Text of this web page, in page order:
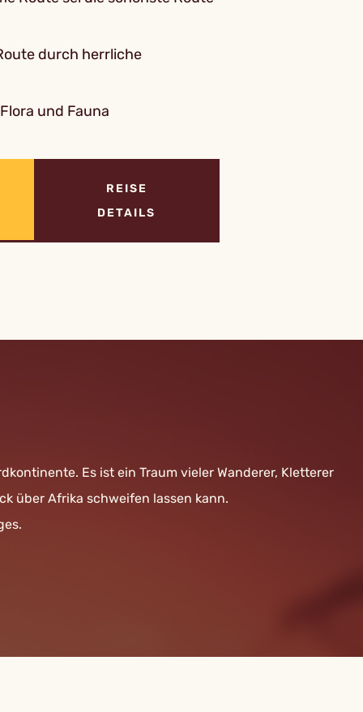
durch herrliche
und Fauna
REISE
DETAILS
Es ist ein Traum vieler Wanderer, Kletterer
über Afrika schweifen lassen kann.